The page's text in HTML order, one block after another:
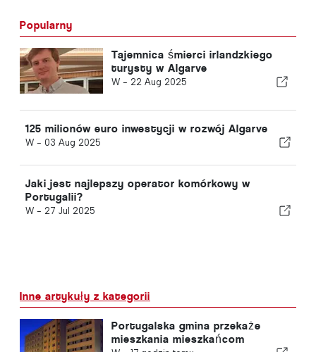
Popularny
Tajemnica śmierci irlandzkiego
turysty w Algarve
W - 22 Aug 2025
125 milionów euro inwestycji w rozwój Algarve
W - 03 Aug 2025
Jaki jest najlepszy operator komórkowy w
Portugalii?
W - 27 Jul 2025
Inne artykuły z kategorii
Portugalska gmina przekaże
mieszkania mieszkańcom